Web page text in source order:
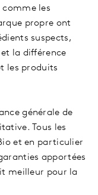
comme les
propre ont
suspects,
la différence
les produits
générale de
Tous les
et en particulier
apportées
meilleur pour la